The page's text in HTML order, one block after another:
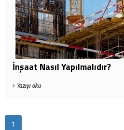
İnşaat Nasıl Yapılmalıdır?
Yazıyı oku
1